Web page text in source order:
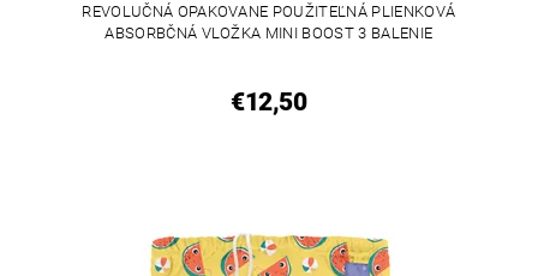
REVOLUČNÁ OPAKOVANE POUŽITEĽNÁ PLIENKOVÁ
ABSORBČNÁ VLOŽKA MINI BOOST 3 BALENIE
€12,50